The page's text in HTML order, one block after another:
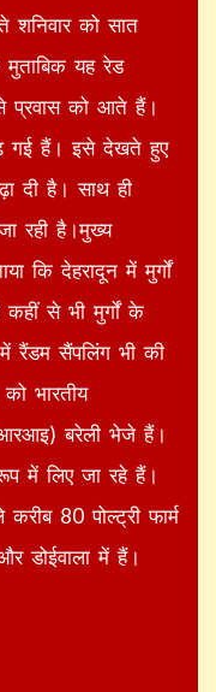
शनिवार को सात
मुताबिक यह रेड
प्रवास को आते हैं।
गई हैं। इसे देखते हुए
दी है। साथ ही
रही है।मुख्य
कि देहरादून में मुर्गों
कहीं से भी मुर्गों के
में रैंडम सैंपलिंग भी की
भारतीय
बरेली भेजे हैं।
में लिए जा रहे हैं।
80 पोल्ट्री फार्म
डोईवाला में हैं।